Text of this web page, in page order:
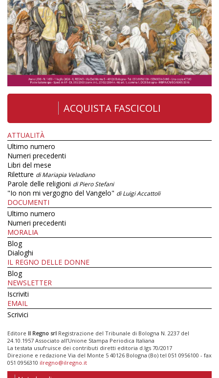
ACQUISTA FASCICOLI
ATTUALITÀ
Ultimo numero
Numeri precedenti
Libri del mese
Riletture di Mariapia Veladiano
Parole delle religioni di Piero Stefani
"Io non mi vergogno del Vangelo" di Luigi Accattoli
DOCUMENTI
Ultimo numero
Numeri precedenti
MORALIA
Blog
Dialoghi
IL REGNO DELLE DONNE
Blog
NEWSLETTER
Iscriviti
EMAIL
Scrivici
Editore Il Regno srl Registrazione del Tribunale di Bologna N. 2237 del
24.10.1957 Associato all’Unione Stampa Periodica Italiana
La testata usufruisce dei contributi diretti editoria d.lgs 70/2017
Direzione e redazione Via del Monte 5 40126 Bologna (Bo) tel 051 0956100 - fax
051 0956310 ilregno@ilregno.it